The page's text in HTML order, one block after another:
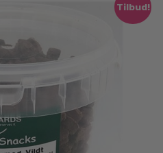
Tilbud!